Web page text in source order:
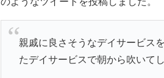
親戚に良さそうなデイサービス
たデイサービスで朝から吹いて